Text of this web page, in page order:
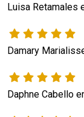
Luisa Retamales
Damary
Daphne Cabello